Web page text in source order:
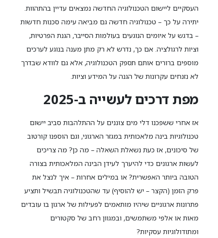
העסקיים ליישום הטכנולוגיה החדשה נמצאים עדיין בהתהוות.
יתירה על כך – טכנולוגיה חדשה גם מביאה עימה סכנות חדשות
– בדגש על איומים הנוגעים בעולמות הסייבר, הגנת הפרטיות,
וציות לרגולציה. אם כך, נדרש לא רק מתן מענה בנוגע לערכים
מוספים ברורים אותם תספק הטכנולוגיה, אלא גם לוודא שבדרך
לא נזנחים עקרונות של הגנה על המידע וציות.
מפת דרכים לעשייה ב-2025
אז אחרי ששפכנו דלי מים צוננים על ההתלהבות סביב יישום
טכנולוגיות בינה מלאכותית במגזר הארגוני, וגם הוספנו קורטוב
של סיכונים, אז כעת נשאלת השאלה – מה כן? מה צריכים
לעשות ארגונים כדי להיערך לעידן הבינה המלאכותית בצורה
הטובה ביותר האפשרית? או במילים אחרות – איך לנצל את
פרק הזמן (הקצר – יש להוסיף) עד שהטכנולוגיה תבשיל ותציע
פתרונות ארגוניים שיהיו מותאמים לפעילות של ארגון בו עובדים
מאות או אלפי משתמשים, ובמגוון רחב של סקטורים
ומתודולוגיות עסקיות?